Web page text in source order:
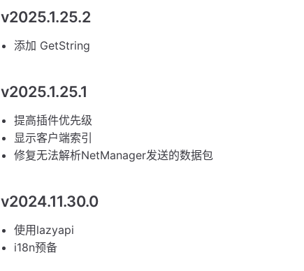
v2025.1.25.2
添加 GetString
v2025.1.25.1
提高插件优先级
显示客户端索引
修复无法解析NetManager发送的数据包
v2024.11.30.0
使用lazyapi
i18n预备